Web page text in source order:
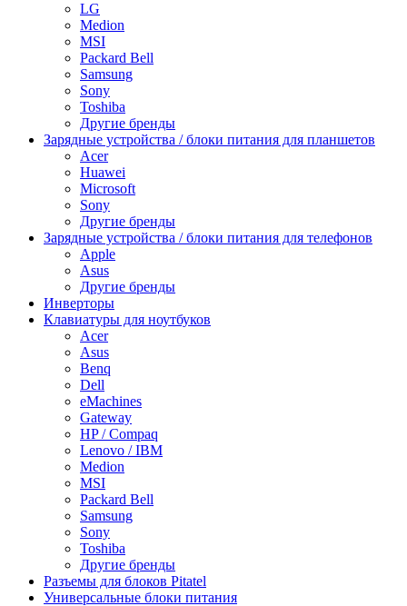
LG
Medion
MSI
Packard Bell
Samsung
Sony
Toshiba
Другие бренды
Зарядные устройства / блоки питания для планшетов
Acer
Huawei
Microsoft
Sony
Другие бренды
Зарядные устройства / блоки питания для телефонов
Apple
Asus
Другие бренды
Инверторы
Клавиатуры для ноутбуков
Acer
Asus
Benq
Dell
eMachines
Gateway
HP / Compaq
Lenovo / IBM
Medion
MSI
Packard Bell
Samsung
Sony
Toshiba
Другие бренды
Разъемы для блоков Pitatel
Универсальные блоки питания